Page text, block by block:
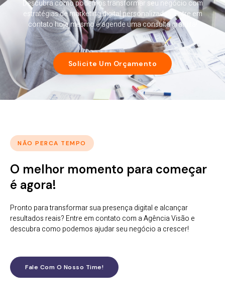
Descubra como podemos transformar seu negócio com
estratégias de marketing digital personalizadas. Entre em
contato hoje mesmo e agende uma consulta gratuita!
Solicite Um Orçamento
NÃO PERCA TEMPO
O melhor momento para começar
é agora!
Pronto para transformar sua presença digital e alcançar
resultados reais? Entre em contato com a Agência Visão e
descubra como podemos ajudar seu negócio a crescer!
Fale Com O Nosso Time!